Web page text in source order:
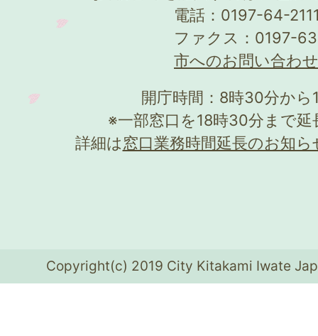
電話：0197-64-
ファクス：0197-
市へのお問い合わ
開庁時間：8時30分か
※一部窓口を18時30分まで
詳細は窓口業務時間延長のお知ら
Copyright(c) 2019 City Kitakami Iwate